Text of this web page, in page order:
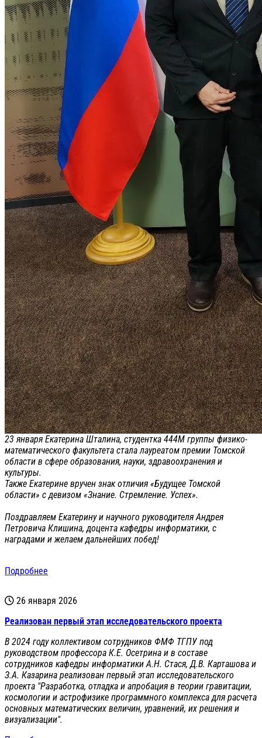
23 января Екатерина Шталина, студентка 444М группы физико-
математического факультета стала лауреатом премии Томской
области в сфере образования, науки, здравоохранения и
культуры.
Также Екатерине вручен знак отличия «Будущее Томской
области» с девизом «Знание. Стремление. Успех».
Поздравляем Екатерину и научного руководителя Андрея
Петровича Клишина, доцента кафедры информатики, с
наградами и желаем дальнейших побед!
Подробнее
26 января 2026
Реализован первый этап исследовательского проекта
В 2024 году коллективом сотрудников ФМФ ТГПУ под
руководством профессора К.Е. Осетрина и в составе
сотрудников кафедры информатики А.Н. Стася, Д.В. Карташова и
З.А. Казарина реализован первый этап исследовательского
проекта "Разработка, отладка и апробация в теории гравитации,
космологии и астрофизике программного комплекса для расчета
основных математических величин, уравнений, их решения и
визуализации".